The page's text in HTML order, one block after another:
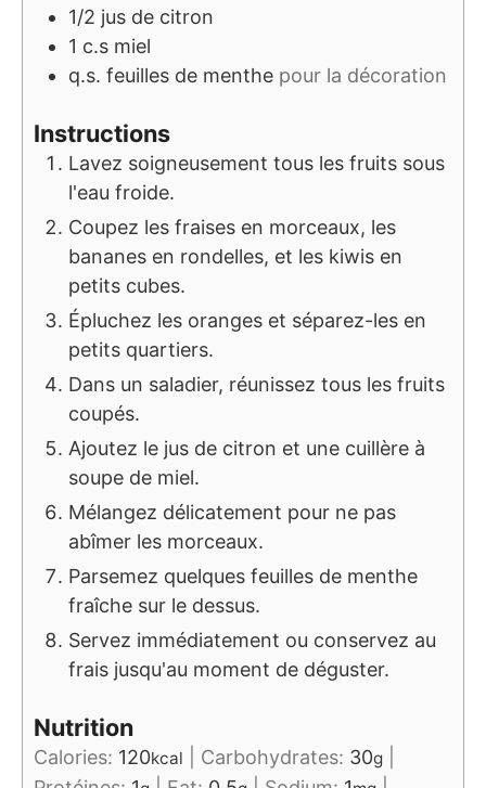
1/2 jus de citron
1 c.s miel
q.s. feuilles de menthe pour la décoration
Instructions
Lavez soigneusement tous les fruits sous
l'eau froide.
Coupez les fraises en morceaux, les
bananes en rondelles, et les kiwis en
petits cubes.
Épluchez les oranges et séparez-les en
petits quartiers.
Dans un saladier, réunissez tous les fruits
coupés.
Ajoutez le jus de citron et une cuillère à
soupe de miel.
Mélangez délicatement pour ne pas
abîmer les morceaux.
Parsemez quelques feuilles de menthe
fraîche sur le dessus.
Servez immédiatement ou conservez au
frais jusqu'au moment de déguster.
Nutrition
Calories: 120kcal Carbohydrates: 30g